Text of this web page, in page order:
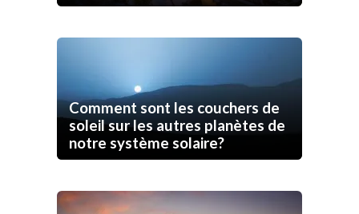
Comment sont les couchers de
soleil sur les autres planètes de
notre système solaire?